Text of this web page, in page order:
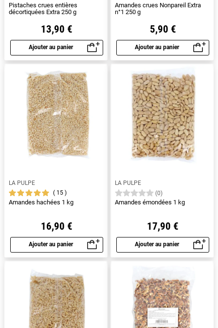
Pistaches crues entières
décortiquées Extra 250 g
13,90 €
Ajouter au panier
Aperçu rapide
Amandes crues Nonpareil Extra
n°1 250 g
5,90 €
Ajouter au panier
Aperçu rapide
LA PULPE
15
Amandes hachées 1 kg
16,90 €
Ajouter au panier
Aperçu rapide
LA PULPE
(0)
Amandes émondées 1 kg
17,90 €
Ajouter au panier
Aperçu rapide